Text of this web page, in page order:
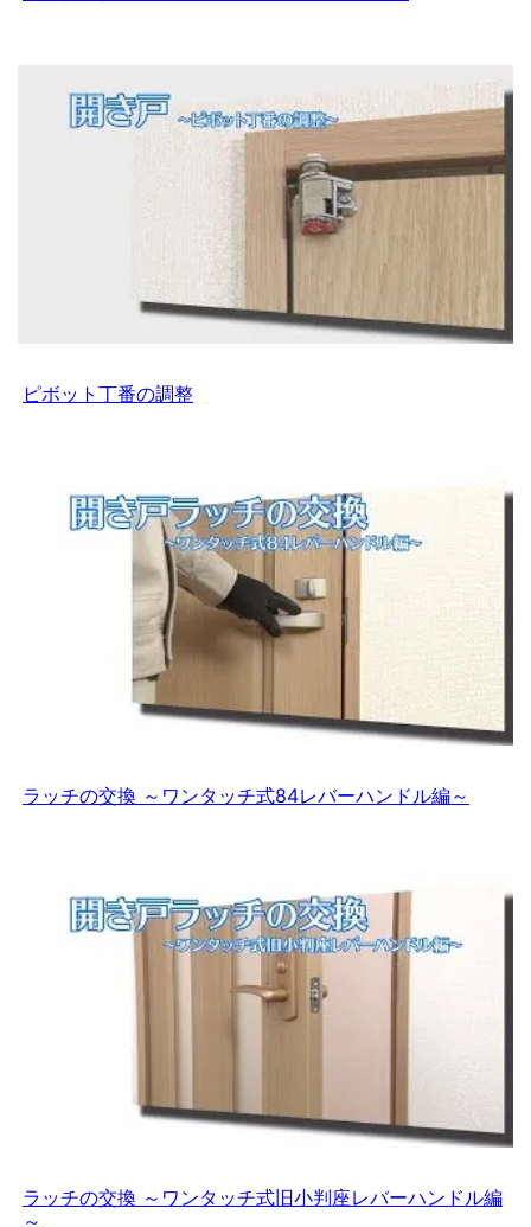
ピボット丁番の調整
ラッチの交換 ～ワンタッチ式84レバーハンドル編～
ラッチの交換 ～ワンタッチ式旧小判座レバーハンドル編
～